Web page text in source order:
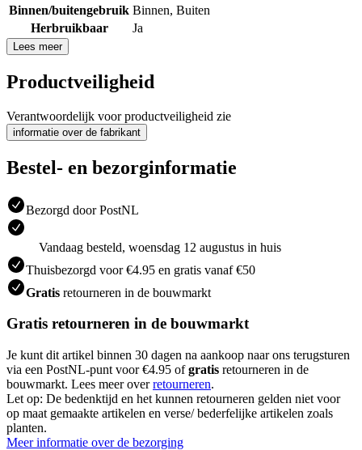
Binnen/buitengebruik Binnen, Buiten
Herbruikbaar
Ja
Lees meer
Productveiligheid
Verantwoordelijk voor productveiligheid zie
informatie over de fabrikant
Bestel- en bezorginformatie
Bezorgd door PostNL
Vandaag besteld, woensdag 12 augustus in huis
Thuisbezorgd voor €4.95 en gratis vanaf €50
Gratis retourneren in de bouwmarkt
Gratis retourneren in de bouwmarkt
Je kunt dit artikel binnen 30 dagen na aankoop naar ons terugsturen
via een PostNL-punt voor €4.95 ofgratis retourneren in de
bouwmarkt. Lees meer overretourneren.
Let op: De bedenktijd en het kunnen retourneren gelden niet voor
op maat gemaakte artikelen en verse/ bederfelijke artikelen zoals
planten.
Meer informatie over de bezorging